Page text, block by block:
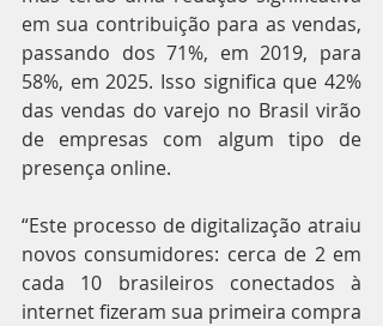
em sua contribuição para as vendas,
passando dos 71%, em 2019, para
58%, em 2025. Isso significa que 42%
das vendas do varejo no Brasil virão
de empresas com algum tipo de
presença online.
“Este processo de digitalização atraiu
novos consumidores: cerca de 2 em
cada 10 brasileiros conectados à
internet fizeram sua primeira compra